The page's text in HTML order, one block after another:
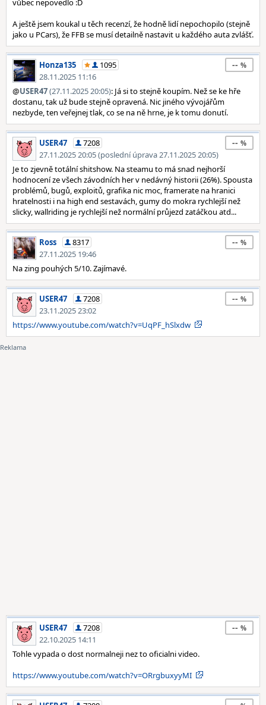
vůbec nepovedlo :D
A ještě jsem koukal u těch recenzí, že hodně lidí nepochopilo (stejně
jako u PCars), že FFB se musí detailně nastavit u každého auta zvlášť.
Honza135
1095
28.11.2025 11:16
--
@USER47(27.11.2025 20:05): Já si to stejně koupím. Než se ke hře
dostanu, tak už bude stejně opravená. Nic jiného vývojářům
nezbyde, ten veřejnej tlak, co se na ně hrne, je k tomu donutí.
USER47
7208
27.11.2025 20:05 (poslední úprava 27.11.2025 20:05)
--
Je to zjevně totální shitshow. Na steamu to má snad nejhorší
hodnocení ze všech závodních her v nedávný historii (26%). Spousta
problémů, bugů, exploitů, grafika nic moc, framerate na hranici
hratelnosti i na high end sestavách, gumy do mokra rychlejší než
slicky, wallriding je rychlejší než normální průjezd zatáčkou atd...
Ross
8317
27.11.2025 19:46
--
Na zing pouhých 5/10. Zajímavé.
USER47
7208
23.11.2025 23:02
--
https://www.youtube.com/watch?v=UqPF_hSlxdw
USER47
7208
22.10.2025 14:11
--
Tohle vypada o dost normalneji nez to oficialni video.
https://www.youtube.com/watch?v=ORrgbuxyyMI